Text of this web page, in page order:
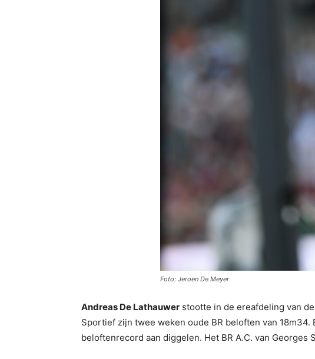
Foto: Jeroen De Meyer
Andreas De Lathauwer stootte in de ereafdeling van
Sportief zijn twee weken oude BR beloften van
beloftenrecord aan diggelen. Het BR A.C. van